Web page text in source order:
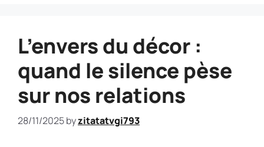
L’envers du décor :
quand le silence pèse
sur nos relations
28/11/2025byzitatatvgi793